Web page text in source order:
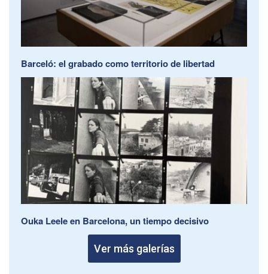
Barceló: el grabado como territorio de libertad
Ouka Leele en Barcelona, un tiempo decisivo
Ver más galerías